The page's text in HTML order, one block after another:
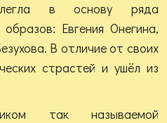
в основу ряда
Евгения Онегина,
В отличие от своих
страстей и ушёл из
так называемой